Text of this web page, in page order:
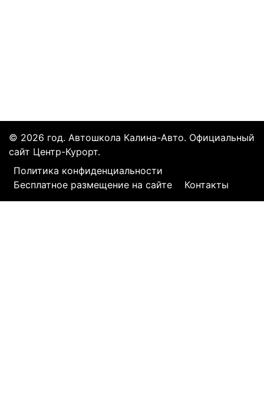
© 2026 год. Автошкола Калина-Авто. Официальный
сайт Центр-Курорт.
Политика конфиденциальности
Бесплатное размещение на сайте
Контакты